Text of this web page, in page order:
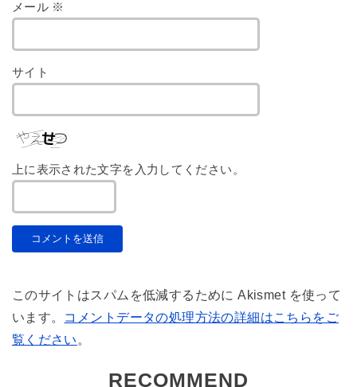
メール ※
サイト
上に表示された文字を入力してください。
このサイトはスパムを低減するために Akismet を使って
います。 コメントデータの処理方法の詳細はこちらをご
覧ください 。
RECOMMEND